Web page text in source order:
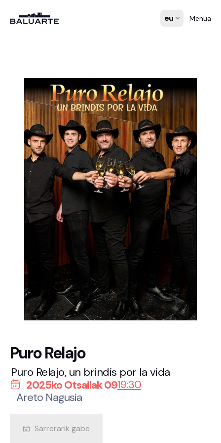
eu Menua
Puro Relajo
Puro Relajo, un brindis por la vida
2025ko Otsailak 0919:30
Areto Nagusia
Sarrerarik gabe